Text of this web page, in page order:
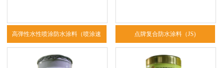
高弹性水性喷涂防水涂料（喷涂速 点牌复合防水涂料（JS)